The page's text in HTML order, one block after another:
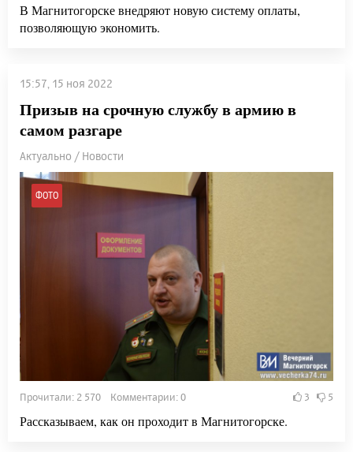
В Магнитогорске внедряют новую систему оплаты,
позволяющую экономить.
15:57, 15 ноя 2022
Призыв на срочную службу в армию в
самом разгаре
Актуально / Новости
ФОТО
Прочитали: 2 570 Комментарии: 0 3 5
Рассказываем, как он проходит в Магнитогорске.